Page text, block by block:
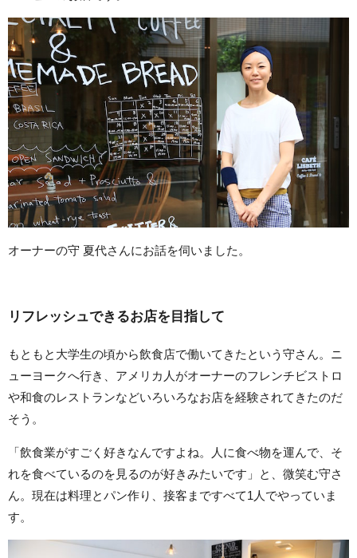
オーナーの守 夏代さんにお話を伺いました。
リフレッシュできるお店を目指して
もともと大学生の頃から飲食店で働いてきたという守さん。ニ
ューヨークへ行き、アメリカ人がオーナーのフレンチビストロ
や和食のレストランなどいろいろなお店を経験されてきたのだ
そう。
「飲食業がすごく好きなんですよね。人に食べ物を運んで、そ
れを食べているのを見るのが好きみたいです」と、微笑む守さ
ん。現在は料理とパン作り、接客まですべて1人でやっていま
す。